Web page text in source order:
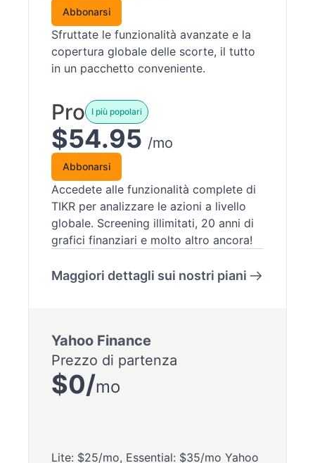
Abbonarsi
Sfruttate le funzionalità avanzate e la
copertura globale delle scorte, il tutto
in un pacchetto conveniente.
Pro I più popolari
$54.95 /mo
Abbonarsi
Accedete alle funzionalità complete di
TIKR per analizzare le azioni a livello
globale. Screening illimitati, 20 anni di
grafici finanziari e molto altro ancora!
Maggiori dettagli sui nostri piani
Yahoo Finance
Prezzo di partenza
$0/mo
Lite: $25/mo, Essential: $35/mo Yahoo